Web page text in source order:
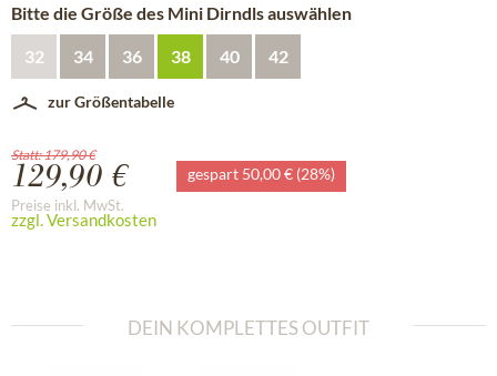
Bitte die Größe des Mini Dirndls auswählen
32 34 36 38 40 42
zur Größentabelle
Statt: 179,90 €
129,90 € gespart 50,00 € (28%)
Preise inkl. MwSt.
zzgl. Versandkosten
DEIN KOMPLETTES OUTFIT